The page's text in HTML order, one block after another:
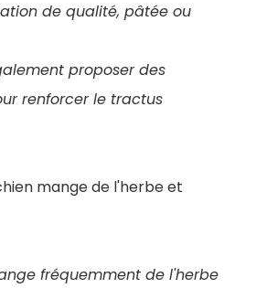
de qualité, pâtée ou
proposer des
renforcer le tractus
mange de l'herbe et
fréquemment de l'herbe